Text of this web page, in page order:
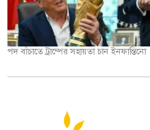
পদ বাঁচাতে ট্রাম্পের সহায়তা চান ইনফান্তিনো